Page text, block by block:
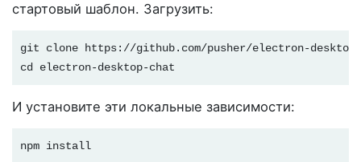
стартовый шаблон. Загрузить:
git clone https://github.com/pusher/electron-
cd electron-desktop-chat
И установите эти локальные зависимости:
npm install